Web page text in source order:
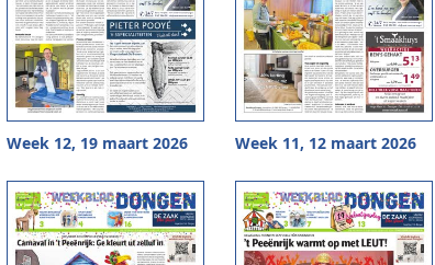
Week 12, 19 maart 2026 Week 11, 12 maart 2026